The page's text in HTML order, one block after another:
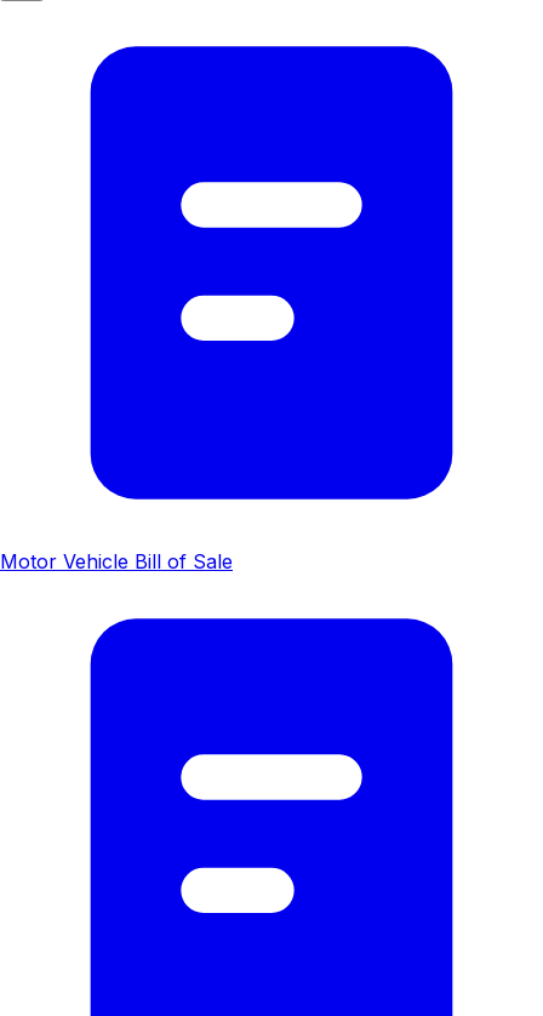
Motor Vehicle Bill of Sale